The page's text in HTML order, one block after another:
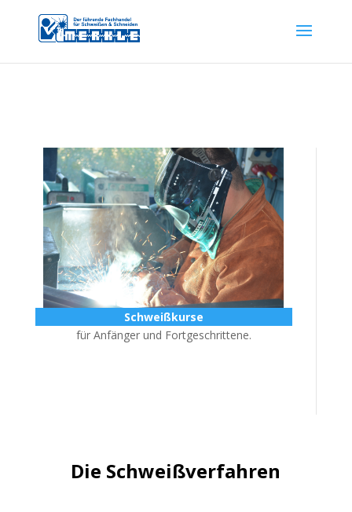
Schweißkurse
für Anfänger und Fortgeschrittene.
Die Schweißverfahren